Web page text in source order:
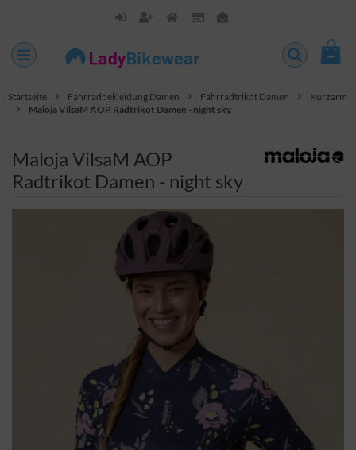
Startseite Fahrradbekleidung Damen Fahrradtrikot Damen
Kurzarm
Maloja VilsaM AOP Radtrikot Damen - night sky
Maloja VilsaM AOP
Radtrikot Damen - night sky